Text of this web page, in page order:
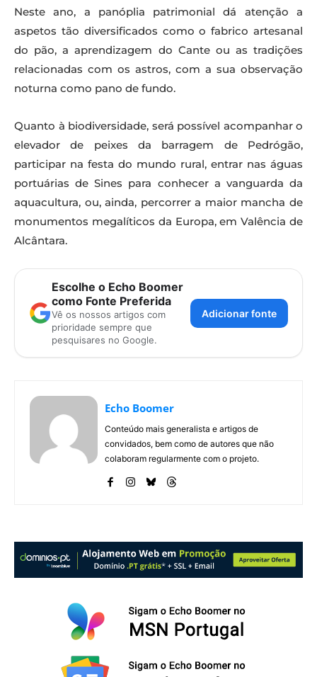
Neste ano, a panóplia patrimonial dá atenção a
aspetos tão diversificados como o fabrico artesanal
do pão, a aprendizagem do Cante ou as tradições
relacionadas com os astros, com a sua observação
noturna como pano de fundo.
Quanto à biodiversidade, será possível acompanhar o
elevador de peixes da barragem de Pedrógão,
participar na festa do mundo rural, entrar nas águas
portuárias de Sines para conhecer a vanguarda da
aquacultura, ou, ainda, percorrer a maior mancha de
monumentos megalíticos da Europa, em Valência de
Alcântara.
Escolhe o Echo Boomer
como Fonte Preferida
Vê os nossos artigos com
prioridade sempre que
pesquisares no Google.
Adicionar fonte
Echo Boomer
Conteúdo mais generalista e artigos de
convidados, bem como de autores que não
colaboram regularmente com o projeto.